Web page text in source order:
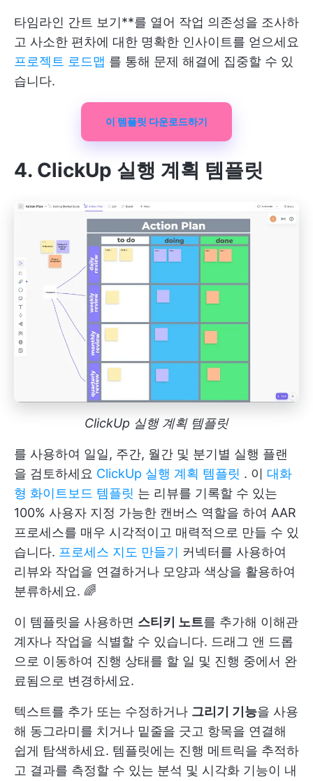
타임라인 간트 보기**를 열어 작업 의존성을 조사하
고 사소한 편차에 대한 명확한 인사이트를 얻으세요
프로젝트 로드맵 를 통해 문제 해결에 집중할 수 있
습니다.
이 템플릿 다운로드하기
4. ClickUp 실행 계획 템플릿
ClickUp 실행 계획 템플릿
를 사용하여 일일, 주간, 월간 및 분기별 실행 플랜
을 검토하세요 ClickUp 실행 계획 템플릿 . 이 대화
형 화이트보드 템플릿 는 리뷰를 기록할 수 있는
100% 사용자 지정 가능한 캔버스 역할을 하여 AAR
프로세스를 매우 시각적이고 매력적으로 만들 수 있
습니다. 프로세스 지도 만들기 커넥터를 사용하여
리뷰와 작업을 연결하거나 모양과 색상을 활용하여
분류하세요. 🌈
이 템플릿을 사용하면 스티키 노트를 추가해 이해관
계자나 작업을 식별할 수 있습니다. 드래그 앤 드롭
으로 이동하여 진행 상태를 할 일 및 진행 중에서 완
료됨으로 변경하세요.
텍스트를 추가 또는 수정하거나 그리기 기능을 사용
해 동그라미를 치거나 밑줄을 긋고 항목을 연결해
쉽게 탐색하세요. 템플릿에는 진행 메트릭을 추적하
고 결과를 측정할 수 있는 분석 및 시각화 기능이 내